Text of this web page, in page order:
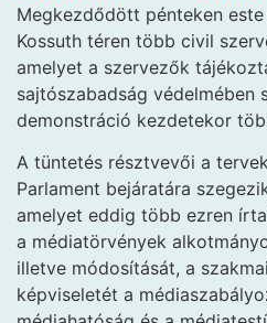
Megkezdődött pénteken
Kossuth téren több civil
amelyet a szervezők
sajtószabadság védelmében
demonstráció kezdetekor
A tüntetés résztvevői a
Parlament bejáratára
amelyet eddig több ezren
a médiatörvények
illetve módosítását, a
képviseletét a